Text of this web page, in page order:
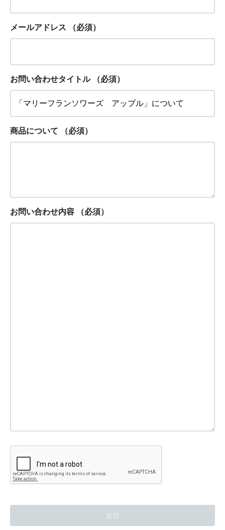
メールアドレス （必須）
お問い合わせタイトル （必須）
商品について （必須）
お問い合わせ内容 （必須）